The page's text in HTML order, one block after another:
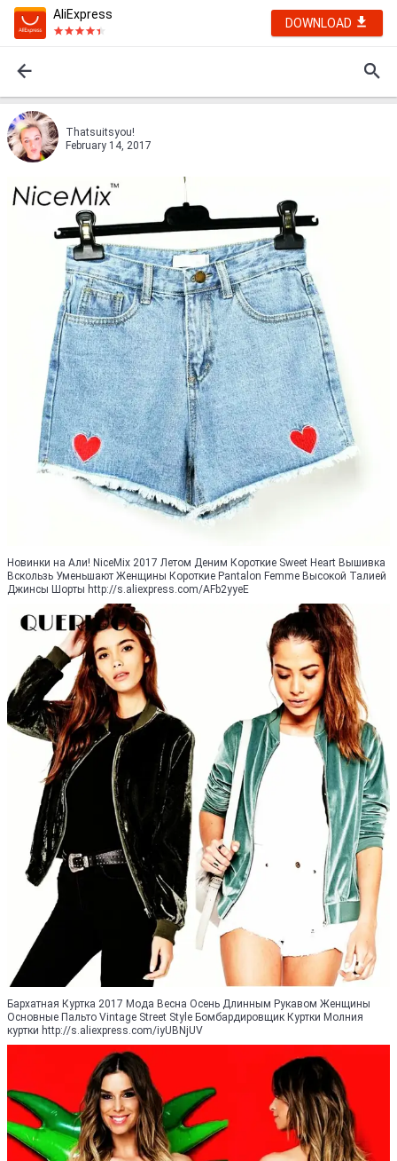
AliExpress
DOWNLOAD
Thatsuitsyou!
February 14, 2017
Новинки на Али! NiceMix 2017 Летом Деним Короткие Sweet Heart Вышивка
Вскользь Уменьшают Женщины Короткие Pantalon Femme Высокой Талией
Джинсы Шорты http://s.aliexpress.com/AFb2yyeE
Бархатная Куртка 2017 Мода Весна Осень Длинным Рукавом Женщины
Основные Пальто Vintage Street Style Бомбардировщик Куртки Молния
куртки http://s.aliexpress.com/iyUBNjUV